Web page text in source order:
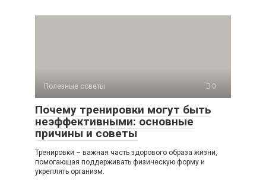
Полезные советы 0
Почему тренировки могут быть
неэффективными: основные
причины и советы
Тренировки – важная часть здорового образа жизни,
помогающая поддерживать физическую форму и
укреплять организм.